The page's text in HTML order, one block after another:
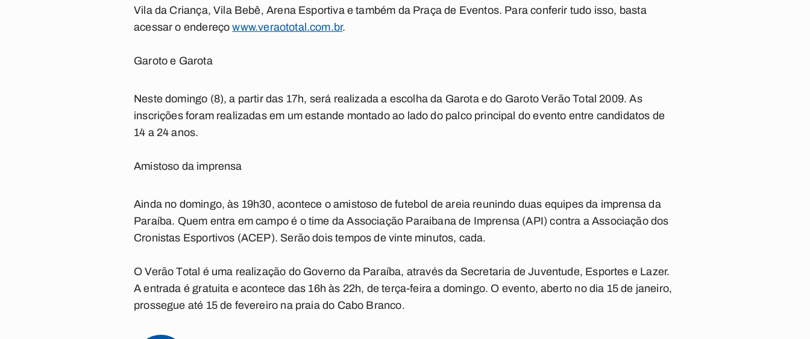
Vila da Criança, Vila Bebê, Arena Esportiva e também da Praça de Eventos. Para conferir tudo isso, basta
acessar o endereçowww.veraototal.com.br.
Garoto e Garota
Neste domingo (8), a partir das 17h, será realizada a escolha da Garota e do Garoto Verão Total 2009. As
inscrições foram realizadas em um estande montado ao lado do palco principal do evento entre candidatos de
14 a 24 anos.
Amistoso da imprensa
Ainda no domingo, às 19h30, acontece o amistoso de futebol de areia reunindo duas equipes da imprensa da
Paraíba. Quem entra em campo é o time da Associação Paraibana de Imprensa (API) contra a Associação dos
Cronistas Esportivos (ACEP). Serão dois tempos de vinte minutos, cada.
O Verão Total é uma realização do Governo da Paraíba, através da Secretaria de Juventude, Esportes e Lazer.
A entrada é gratuita e acontece das 16h às 22h, de terça-feira a domingo. O evento, aberto no dia 15 de janeiro,
prossegue até 15 de fevereiro na praia do Cabo Branco.